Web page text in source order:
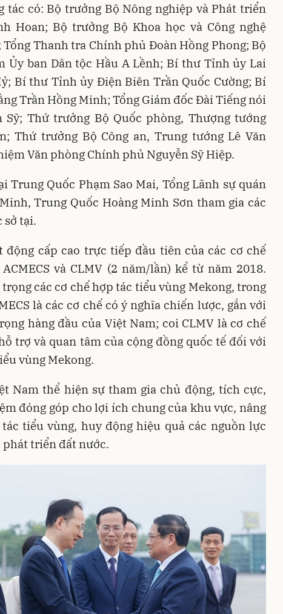
tác có: Bộ trưởng Bộ Nông nghiệp và Phát triển
Hoan; Bộ trưởng Bộ Khoa học và Công nghệ
Thanh tra Chính phủ Đoàn Hồng Phong; Bộ
Ủy ban Dân tộc Hầu A Lềnh; Bí thư Tỉnh ủy Lai
Bí thư Tỉnh ủy Điện Biên Trần Quốc Cường; Bí
Trần Hồng Minh; Tổng Giám đốc Đài Tiếng nói
Thứ trưởng Bộ Quốc phòng, Thượng tướng
Thứ trưởng Bộ Công an, Trung tướng Lê Văn
Văn phòng Chính phủ Nguyễn Sỹ Hiệp.
Trung Quốc Phạm Sao Mai, Tổng Lãnh sự quán
Trung Quốc Hoàng Minh Sơn tham gia các
sở tại.
động cấp cao trực tiếp đầu tiên của các cơ chế
và CLMV (2 năm/lần) kể từ năm 2018.
các cơ chế hợp tác tiểu vùng Mekong, trong
là các cơ chế có ý nghĩa chiến lược, gắn với
hàng đầu của Việt Nam; coi CLMV là cơ chế
trợ và quan tâm của cộng đồng quốc tế đối với
vùng Mekong.
Nam thể hiện sự tham gia chủ động, tích cực,
đóng góp cho lợi ích chung của khu vực, nâng
tiểu vùng, huy động hiệu quả các nguồn lực
triển đất nước.